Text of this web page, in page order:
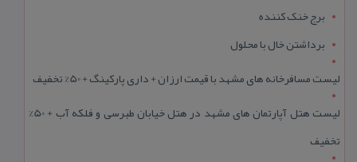
برج خنک کننده
برداشتن خال با محلول
لیست مسافرخانه های مشهد با قیمت ارزان + داری پارکینگ + 50% تخفیف
لیست هتل آپارتمان های مشهد در هتل خیابان طبرسی و فلکه آب + 50%
تخفیف